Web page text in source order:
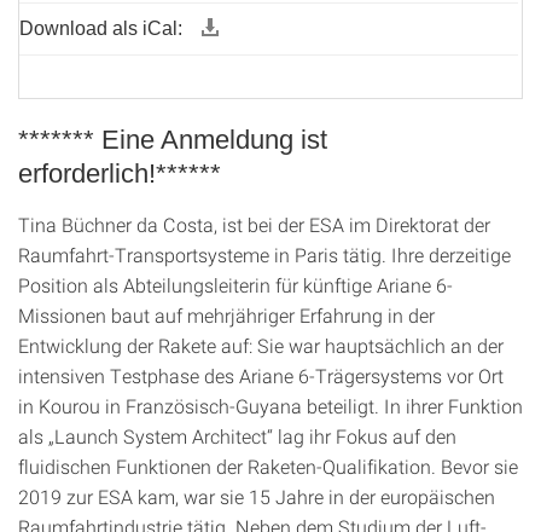
Download als iCal:
******* Eine Anmeldung ist
erforderlich!******
Tina Büchner da Costa, ist bei der ESA im Direktorat der
Raumfahrt-Transportsysteme in Paris tätig. Ihre derzeitige
Position als Abteilungsleiterin für künftige Ariane 6-
Missionen baut auf mehrjähriger Erfahrung in der
Entwicklung der Rakete auf: Sie war hauptsächlich an der
intensiven Testphase des Ariane 6-Trägersystems vor Ort
in Kourou in Französisch-Guyana beteiligt. In ihrer Funktion
als „Launch System Architect“ lag ihr Fokus auf den
fluidischen Funktionen der Raketen-Qualifikation. Bevor sie
2019 zur ESA kam, war sie 15 Jahre in der europäischen
Raumfahrtindustrie tätig. Neben dem Studium der Luft-